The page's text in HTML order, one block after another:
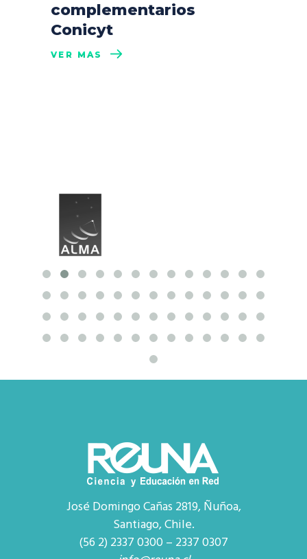
complementarios
Conicyt
VER MÁS
José Domingo Cañas 2819, Ñuñoa,
Santiago, Chile.
(56 2) 2337 0300 – 2337 0307